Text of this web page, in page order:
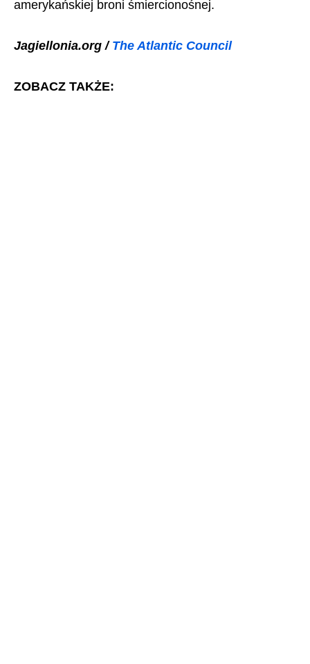
amerykańskiej broni śmiercionośnej.
Jagiellonia.org / The Atlantic Council
ZOBACZ TAKŻE: